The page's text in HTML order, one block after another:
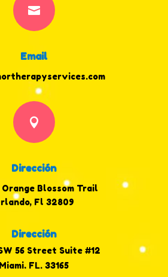

Email

Dirección
Orange Blossom Trail
Fl 32809
Dirección
56 Street Suite #12
Miami, FL. 33165